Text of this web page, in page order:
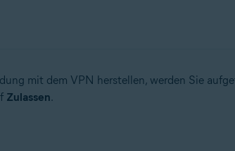
mit dem VPN herstellen, werden Sie
Zulassen.